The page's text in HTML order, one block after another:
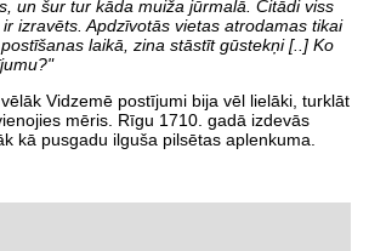
un šur tur kāda muiža jūrmalā. Citādi viss
izravēts. Apdzīvotās vietas atrodamas tikai
laikā, zina stāstīt gūstekņi [..] Ko
Vidzemē postījumi bija vēl lielāki, turklāt
mēris. Rīgu 1710. gadā izdevās
kā pusgadu ilguša pilsētas aplenkuma.